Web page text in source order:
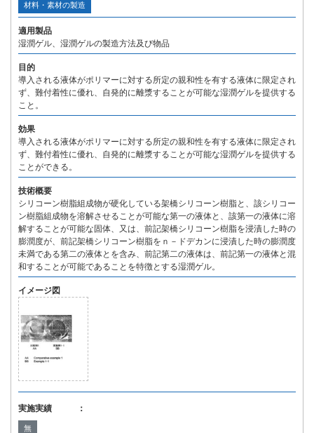
材料・素材の製造
適用製品
湿潤ゲル、湿潤ゲルの製造方法及び物品
目的
導入される液体がポリマーに対する所定の親和性を有する液体に限定され
ず、難付着性に優れ、自発的に離漿することが可能な湿潤ゲルを提供する
こと。
効果
導入される液体がポリマーに対する所定の親和性を有する液体に限定され
ず、難付着性に優れ、自発的に離漿することが可能な湿潤ゲルを提供する
ことができる。
技術概要
シリコーン樹脂組成物が硬化している架橋シリコーン樹脂と、該シリコー
ン樹脂組成物を溶解させることが可能な第一の液体と、該第一の液体に溶
解することが可能な固体、又は、前記架橋シリコーン樹脂を浸漬した時の
膨潤度が、前記架橋シリコーン樹脂をｎ－ドデカンに浸漬した時の膨潤度
未満である第二の液体とを含み、前記第二の液体は、前記第一の液体と混
和することが可能であることを特徴とする湿潤ゲル。
イメージ図
実施実績 ：
無